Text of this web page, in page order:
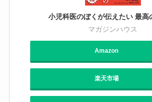
小児科医のぼくが伝えたい 最高
マガジンハウス
Amazon
楽天市場